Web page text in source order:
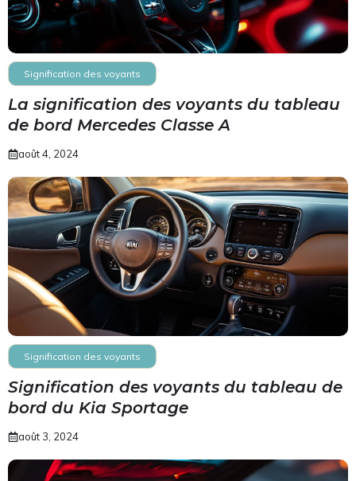
Signification des voyants
La signification des voyants du tableau
de bord Mercedes Classe A
août 4, 2024
Signification des voyants
Signification des voyants du tableau de
bord du Kia Sportage
août 3, 2024